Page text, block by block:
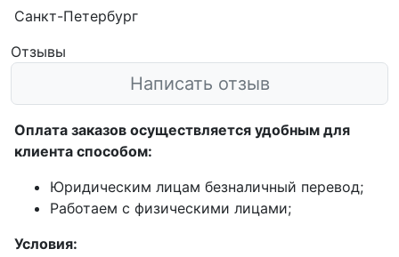
Санкт-Петербург
Отзывы
Написать отзыв
Оплата заказов осуществляется удобным для
клиента способом:
Юридическим лицам безналичный перевод;
Работаем с физическими лицами;
Условия: